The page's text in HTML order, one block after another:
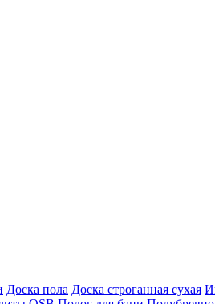
Доска пола Доска строганная сухая